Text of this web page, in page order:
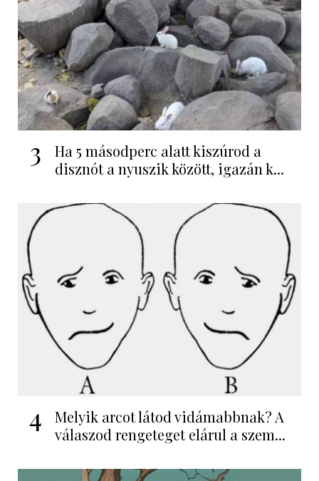
3
Ha 5 másodperc alatt kiszúrod a
disznót a nyuszik között, igazán k...
4
Melyik arcot látod vidámabbnak? A
válaszod rengeteget elárul a szem...